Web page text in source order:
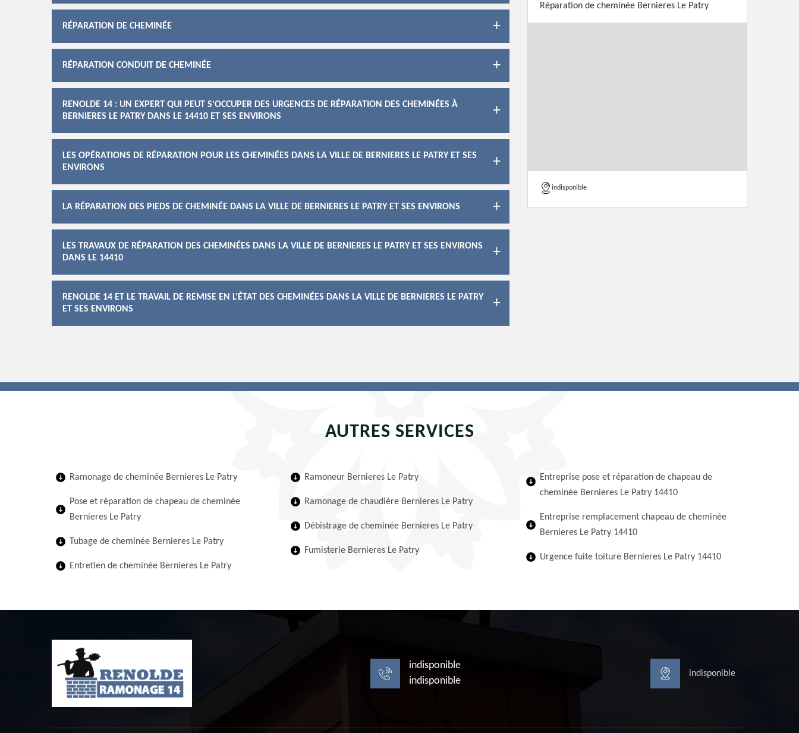
RÉPARATION DE CHEMINÉE
RÉPARATION CONDUIT DE CHEMINÉE
RENOLDE 14 : UN EXPERT QUI PEUT S'OCCUPER DES URGENCES DE RÉPARATION DES CHEMINÉES À
BERNIERES LE PATRY DANS LE 14410 ET SES ENVIRONS
LES OPÉRATIONS DE RÉPARATION POUR LES CHEMINÉES DANS LA VILLE DE BERNIERES LE PATRY ET SES
ENVIRONS
LA RÉPARATION DES PIEDS DE CHEMINÉE DANS LA VILLE DE BERNIERES LE PATRY ET SES ENVIRONS
LES TRAVAUX DE RÉPARATION DES CHEMINÉES DANS LA VILLE DE BERNIERES LE PATRY ET SES ENVIRONS
DANS LE 14410
RENOLDE 14 ET LE TRAVAIL DE REMISE EN L'ÉTAT DES CHEMINÉES DANS LA VILLE DE BERNIERES LE PATRY
ET SES ENVIRONS
Réparation de cheminée Bernieres Le Patry
indisponible
AUTRES SERVICES
Ramonage de cheminée Bernieres Le Patry
Pose et réparation de chapeau de cheminée
Bernieres Le Patry
Tubage de cheminée Bernieres Le Patry
Entretien de cheminée Bernieres Le Patry
Ramoneur Bernieres Le Patry
Ramonage de chaudière Bernieres Le Patry
Débistrage de cheminée Bernieres Le Patry
Fumisterie Bernieres Le Patry
Entreprise pose et réparation de chapeau de
cheminée Bernieres Le Patry 14410
Entreprise remplacement chapeau de cheminée
Bernieres Le Patry 14410
Urgence fuite toiture Bernieres Le Patry 14410
indisponible
indisponible
indisponible